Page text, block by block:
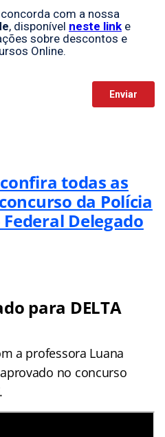
todas as
da Polícia
Delegado
para DELTA
a professora Luana
no concurso